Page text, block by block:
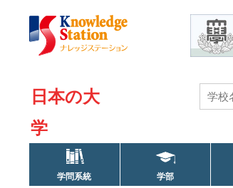
日本の大
学
学問系統 学部